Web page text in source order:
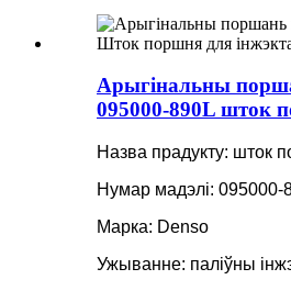
Арыгінальны
095000-890L шток
Назва прадукту: шток
Нумар мадэлі: 095000-
Марка: Denso
Ужыванне: паліўны